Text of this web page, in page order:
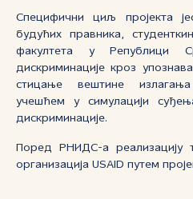
Специфични циљ пројекта
будућих правника,
факултета у Републици
дискриминације кроз
стицање вештине
учешћем у симулацији
дискриминације.
Поред РНИДС-а реализацију
организација USAID путем